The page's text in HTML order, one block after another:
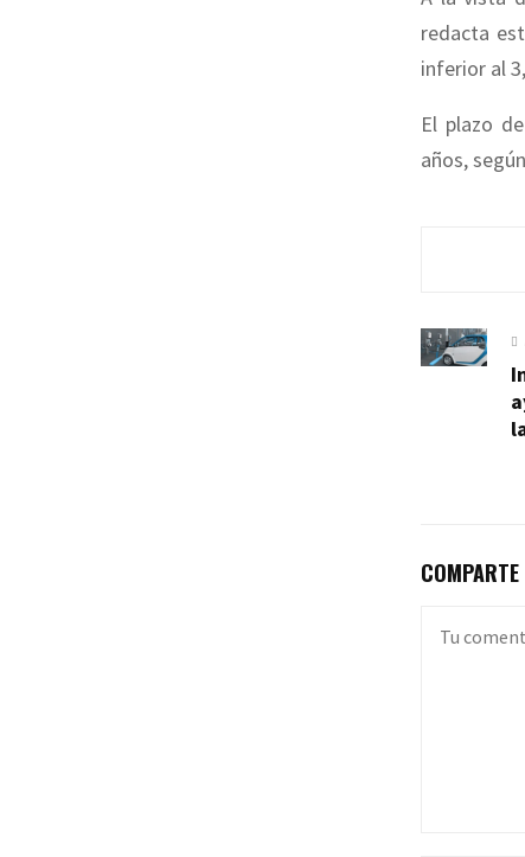
redacta
inferior al
El plazo de
años,